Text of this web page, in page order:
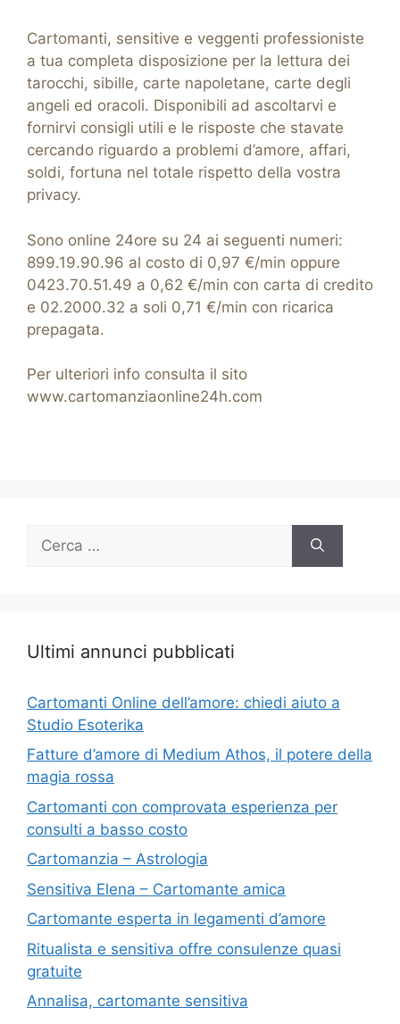
Cartomanti, sensitive e veggenti professioniste
a tua completa disposizione per la lettura dei
tarocchi, sibille, carte napoletane, carte degli
angeli ed oracoli. Disponibili ad ascoltarvi e
fornirvi consigli utili e le risposte che stavate
cercando riguardo a problemi d’amore, affari,
soldi, fortuna nel totale rispetto della vostra
privacy.
Sono online 24ore su 24 ai seguenti numeri:
899.19.90.96 al costo di 0,97 €/min oppure
0423.70.51.49 a 0,62 €/min con carta di credito
e 02.2000.32 a soli 0,71 €/min con ricarica
prepagata.
Per ulteriori info consulta il sito
www.cartomanziaonline24h.com
per:
Ultimi annunci pubblicati
Cartomanti Online dell’amore: chiedi aiuto a
Studio Esoterika
Fatture d’amore di Medium Athos, il potere della
magia rossa
Cartomanti con comprovata esperienza per
consulti a basso costo
Cartomanzia – Astrologia
Sensitiva Elena – Cartomante amica
Cartomante esperta in legamenti d’amore
Ritualista e sensitiva offre consulenze quasi
gratuite
Annalisa, cartomante sensitiva